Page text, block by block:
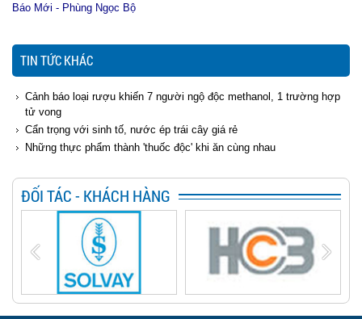
Báo Mới - Phùng Ngọc Bộ
TIN TỨC KHÁC
Cảnh báo loại rượu khiến 7 người ngộ độc methanol, 1 trường hợp
tử vong
Cẩn trọng với sinh tố, nước ép trái cây giá rẻ
Những thực phẩm thành 'thuốc độc' khi ăn cùng nhau
ĐỐI TÁC - KHÁCH HÀNG